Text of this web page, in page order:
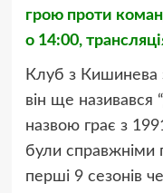
грою проти
о 14:00,
Клуб з Кишинева
він ще називався
назвою грає з
були справжніми
перші 9 сезонів